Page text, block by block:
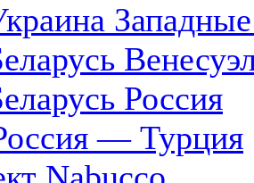
Россия
— Турция